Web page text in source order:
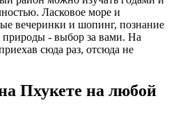
Ласковое море и
вечеринки и шопинг, познание
природы - выбор за вами. На
сюда раз, отсюда не
Пхукете на любой